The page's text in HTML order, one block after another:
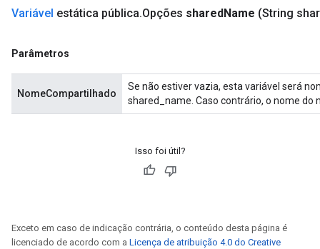
Variável estática pública.Opções sharedName (String
Parâmetros
NomeCompartilhado
Se não estiver vazia, esta variável será
shared_name. Caso contrário, o nome do
Isso foi útil?
Exceto em caso de indicação contrária, o conteúdo desta página é
licenciado de acordo com a Licença de atribuição 4.0 do Creative